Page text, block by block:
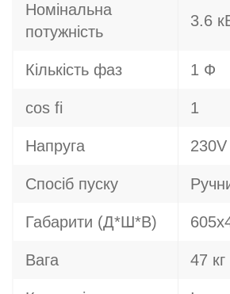
Номінальна
потужність
3.6
Кількість фаз 1 Ф
cos fi 1
Напруга 230V
Спосіб пуску
Габарити (Д*Ш*В)
Вага 47 кг